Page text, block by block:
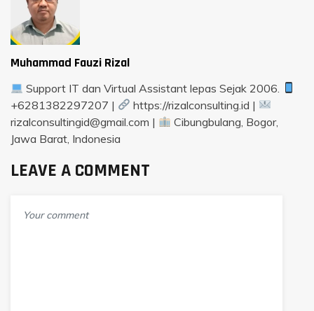
Muhammad Fauzi Rizal
Support IT dan Virtual Assistant lepas Sejak 2006.
+6281382297207 |
https://rizalconsulting.id |
rizalconsultingid@gmail.com |
Cibungbulang, Bogor,
Jawa Barat, Indonesia
LEAVE A COMMENT